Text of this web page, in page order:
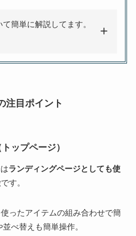
簡単に解説してます。
注目ポイント
ップページ）
ランディングページとしても使
す。
使ったアイテムの組み合わせで簡
べ替えも簡単操作。